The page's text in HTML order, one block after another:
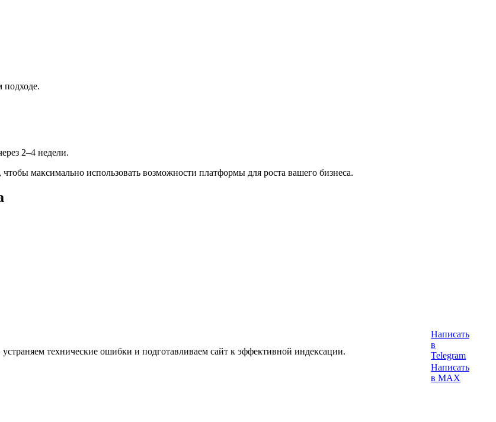
Написать
в
Telegram
Написать
в MAX
подходе.
2–4 недели.
максимально использовать возможности платформы для роста вашего бизнеса.
технические ошибки и подготавливаем сайт к эффективной индексации.